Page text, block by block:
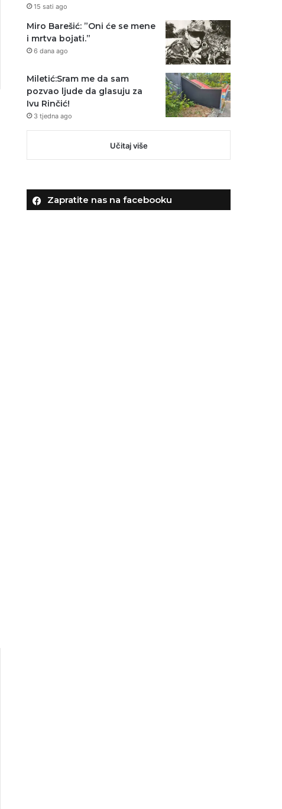
15 sati ago
Miro Barešić: ”Oni će se mene
i mrtva bojati.”
6 dana ago
Miletić:Sram me da sam
pozvao ljude da glasuju za
Ivu Rinčić!
3 tjedna ago
Učitaj više
Zapratite nas na facebooku